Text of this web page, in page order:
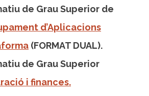
de Grau Superior de
d’Aplicacions
(FORMAT DUAL).
de Grau Superior
i finances.